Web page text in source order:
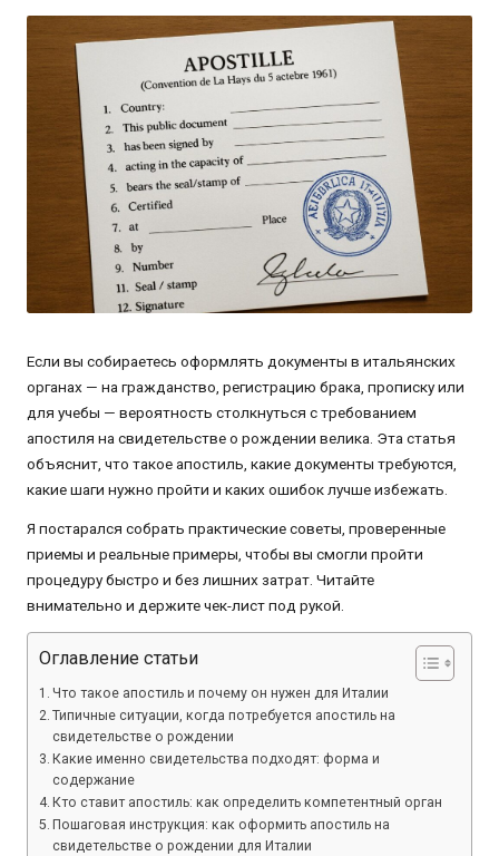
Если вы собираетесь оформлять документы в итальянских
органах — на гражданство, регистрацию брака, прописку или
для учебы — вероятность столкнуться с требованием
апостиля на свидетельстве о рождении велика. Эта статья
объяснит, что такое апостиль, какие документы требуются,
какие шаги нужно пройти и каких ошибок лучше избежать.
Я постарался собрать практические советы, проверенные
приемы и реальные примеры, чтобы вы смогли пройти
процедуру быстро и без лишних затрат. Читайте
внимательно и держите чек-лист под рукой.
Оглавление статьи
Что такое апостиль и почему он нужен для Италии
Типичные ситуации, когда потребуется апостиль на
свидетельстве о рождении
Какие именно свидетельства подходят: форма и
содержание
Кто ставит апостиль: как определить компетентный орган
Пошаговая инструкция: как оформить апостиль на
свидетельстве о рождении для Италии